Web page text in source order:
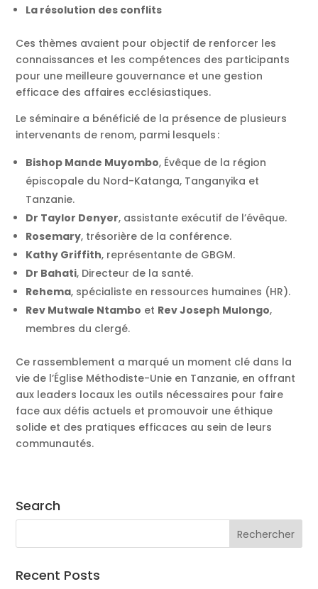
La résolution des conflits
Ces thèmes avaient pour objectif de renforcer les
connaissances et les compétences des participants
pour une meilleure gouvernance et une gestion
efficace des affaires ecclésiastiques.
Le séminaire a bénéficié de la présence de plusieurs
intervenants de renom, parmi lesquels :
Bishop Mande Muyombo, Évêque de la région
épiscopale du Nord-Katanga, Tanganyika et
Tanzanie.
Dr Taylor Denyer, assistante exécutif de l’évêque.
Rosemary, trésorière de la conférence.
Kathy Griffith, représentante de GBGM.
Dr Bahati, Directeur de la santé.
Rehema, spécialiste en ressources humaines (HR).
Rev Mutwale Ntambo et Rev Joseph Mulongo,
membres du clergé.
Ce rassemblement a marqué un moment clé dans la
vie de l’Église Méthodiste-Unie en Tanzanie, en offrant
aux leaders locaux les outils nécessaires pour faire
face aux défis actuels et promouvoir une éthique
solide et des pratiques efficaces au sein de leurs
communautés.
Search
Recent Posts